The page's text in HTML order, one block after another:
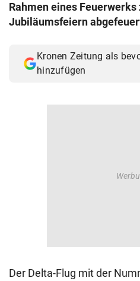
Rahmen eines Feuerwerks
Jubiläumsfeiern
Kronen Zeitung als
hinzufügen
Der Delta-Flug mit der